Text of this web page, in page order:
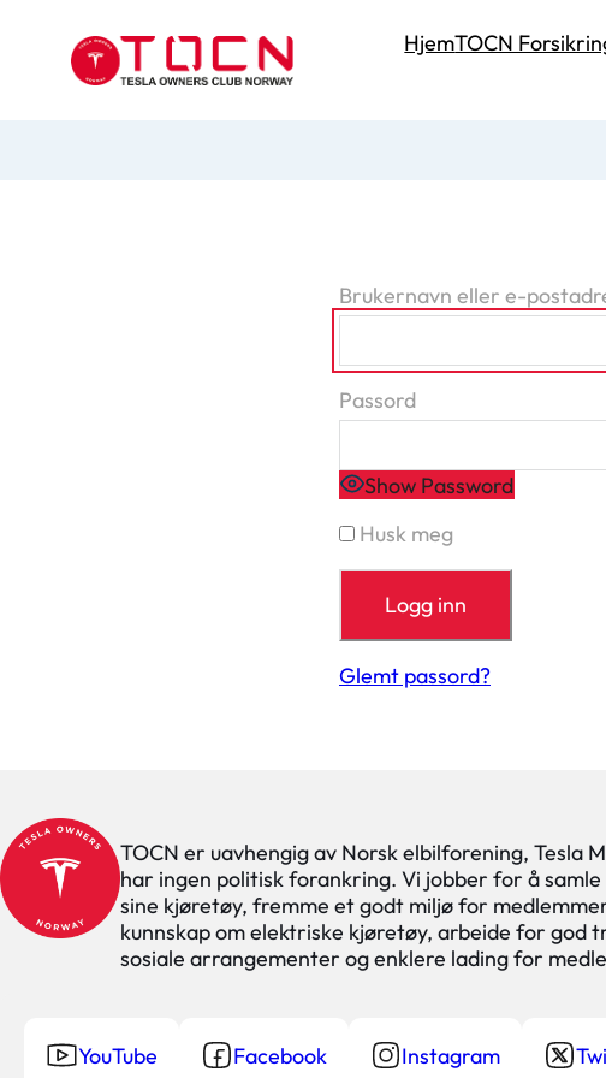
HjemTOCN
Brukernavn eller e-
Passord
Show Password
Husk meg
Glemt passord?
TOCN er uavhengig av Norsk elbilforening, Tesla
har ingen politisk forankring. Vi jobber for å
sine kjøretøy, fremme et godt miljø for
kunnskap om elektriske kjøretøy, arbeide for god
sosiale arrangementer og enklere lading for
YouTube Facebook Instagram